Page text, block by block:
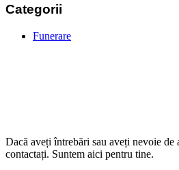
Categorii
Funerare
Dacă aveți întrebări sau aveți nevoie de
contactați. Suntem aici pentru tine.